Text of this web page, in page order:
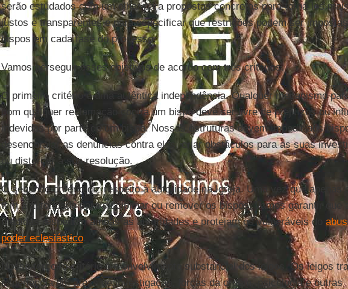
serão estudados com um olhar para propostas concretas para torná-los
justos e transparentes e para especificar que restrições podem ser
bispos em cada fase do processo.
Vamos perseguir esses objetivos de acordo com três critérios.
O primeiro critério é uma autêntica independência. Qualquer mecanismo
com qualquer reclamação contra um bispo deve ser livre de prejuízos ou
indevidas por parte de um bispo. Nossas estruturas devem impedir aos
desencorajar as denúncias contra eles, criar obstáculos para as suas
ou distorcer a sua resolução.
O segundo critério diz respeito à autoridade na Igreja. Uma vez que apenas o
tem a autoridade para disciplinar ou remover os bispos, vamos garantir que
medidas respeitem ambas as autoridades e protejam os vulneráveis do
poder eclesiástico.
Nosso terceiro critério é o envolvimento substancial dos leigos. Os leigos
experiência em áreas de investigação, forças da ordem, psicologia e outras